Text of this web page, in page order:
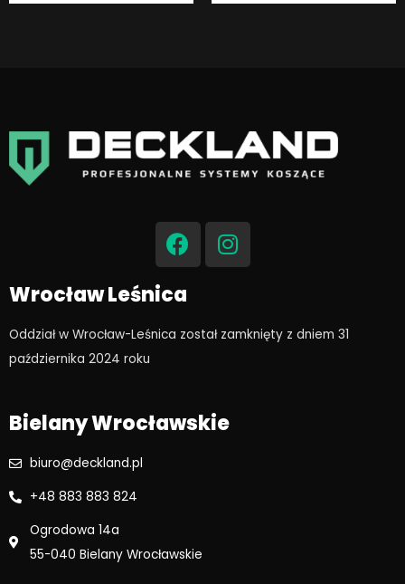
F
a
c
e
b
o
I
n
s
g
Wrocław Leśnica
Oddział w Wrocław-Leśnica został zamknięty z dniem 31
października 2024 roku​
Bielany Wrocławskie
biuro@deckland.pl
+48 883 883 824
Ogrodowa 14a
55-040 Bielany Wrocławskie